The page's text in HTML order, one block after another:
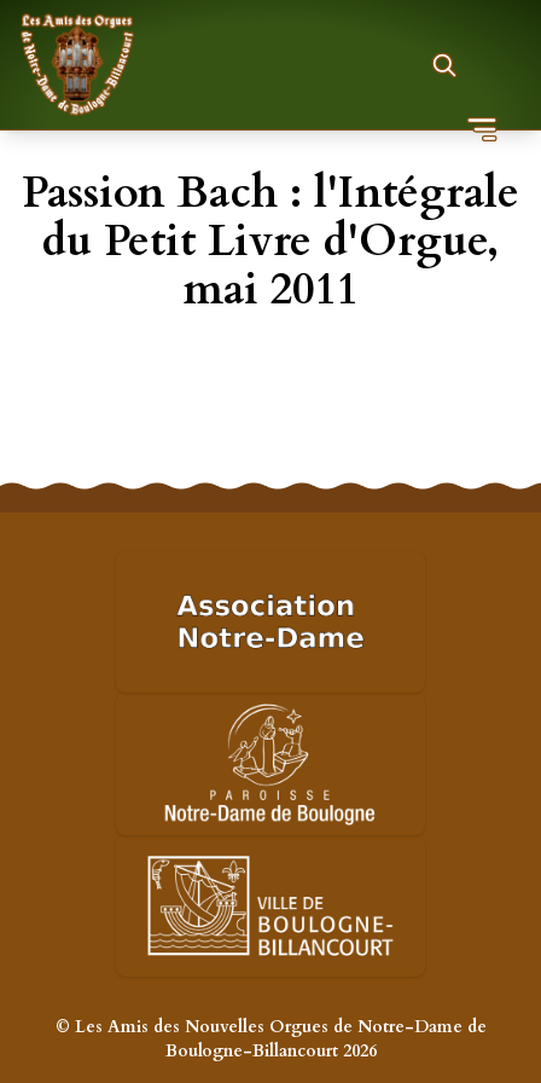
Passion Bach : l'Intégrale
du Petit Livre d'Orgue,
mai 2011
© Les Amis des Nouvelles Orgues de Notre-Dame de
Boulogne-Billancourt 2026